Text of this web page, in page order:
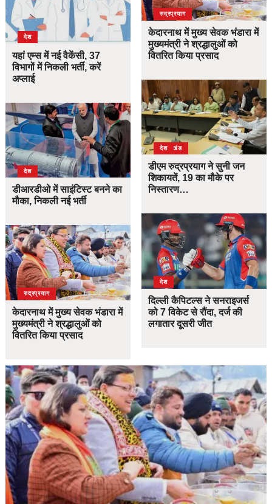
देश
यहां एम्स में नई वैकेंसी, 37
विभागों में निकली भर्ती, करें
अप्लाई
देश
डीआरडीओ में साइंटिस्ट बनने का
मौका, निकली नई भर्ती
उत्तराखंड
देश
रुद्रप्रयाग
केदारनाथ में मुख्य सेवक भंडारा में
मुख्यमंत्री ने श्रद्धालुओं को
वितरित किया प्रसाद
उत्तराखंड
देश
रुद्रप्रयाग
केदारनाथ में मुख्य सेवक भंडारा में
मुख्यमंत्री ने श्रद्धालुओं को
वितरित किया प्रसाद
उत्तराखंड
देश
डीएम रुद्रप्रयाग ने सुनी जन
शिकायतें, 19 का मौके पर
निस्तारण…
देश
दिल्ली कैपिटल्स ने सनराइजर्स
को 7 विकेट से रौंदा, दर्ज की
लगातार दूसरी जीत